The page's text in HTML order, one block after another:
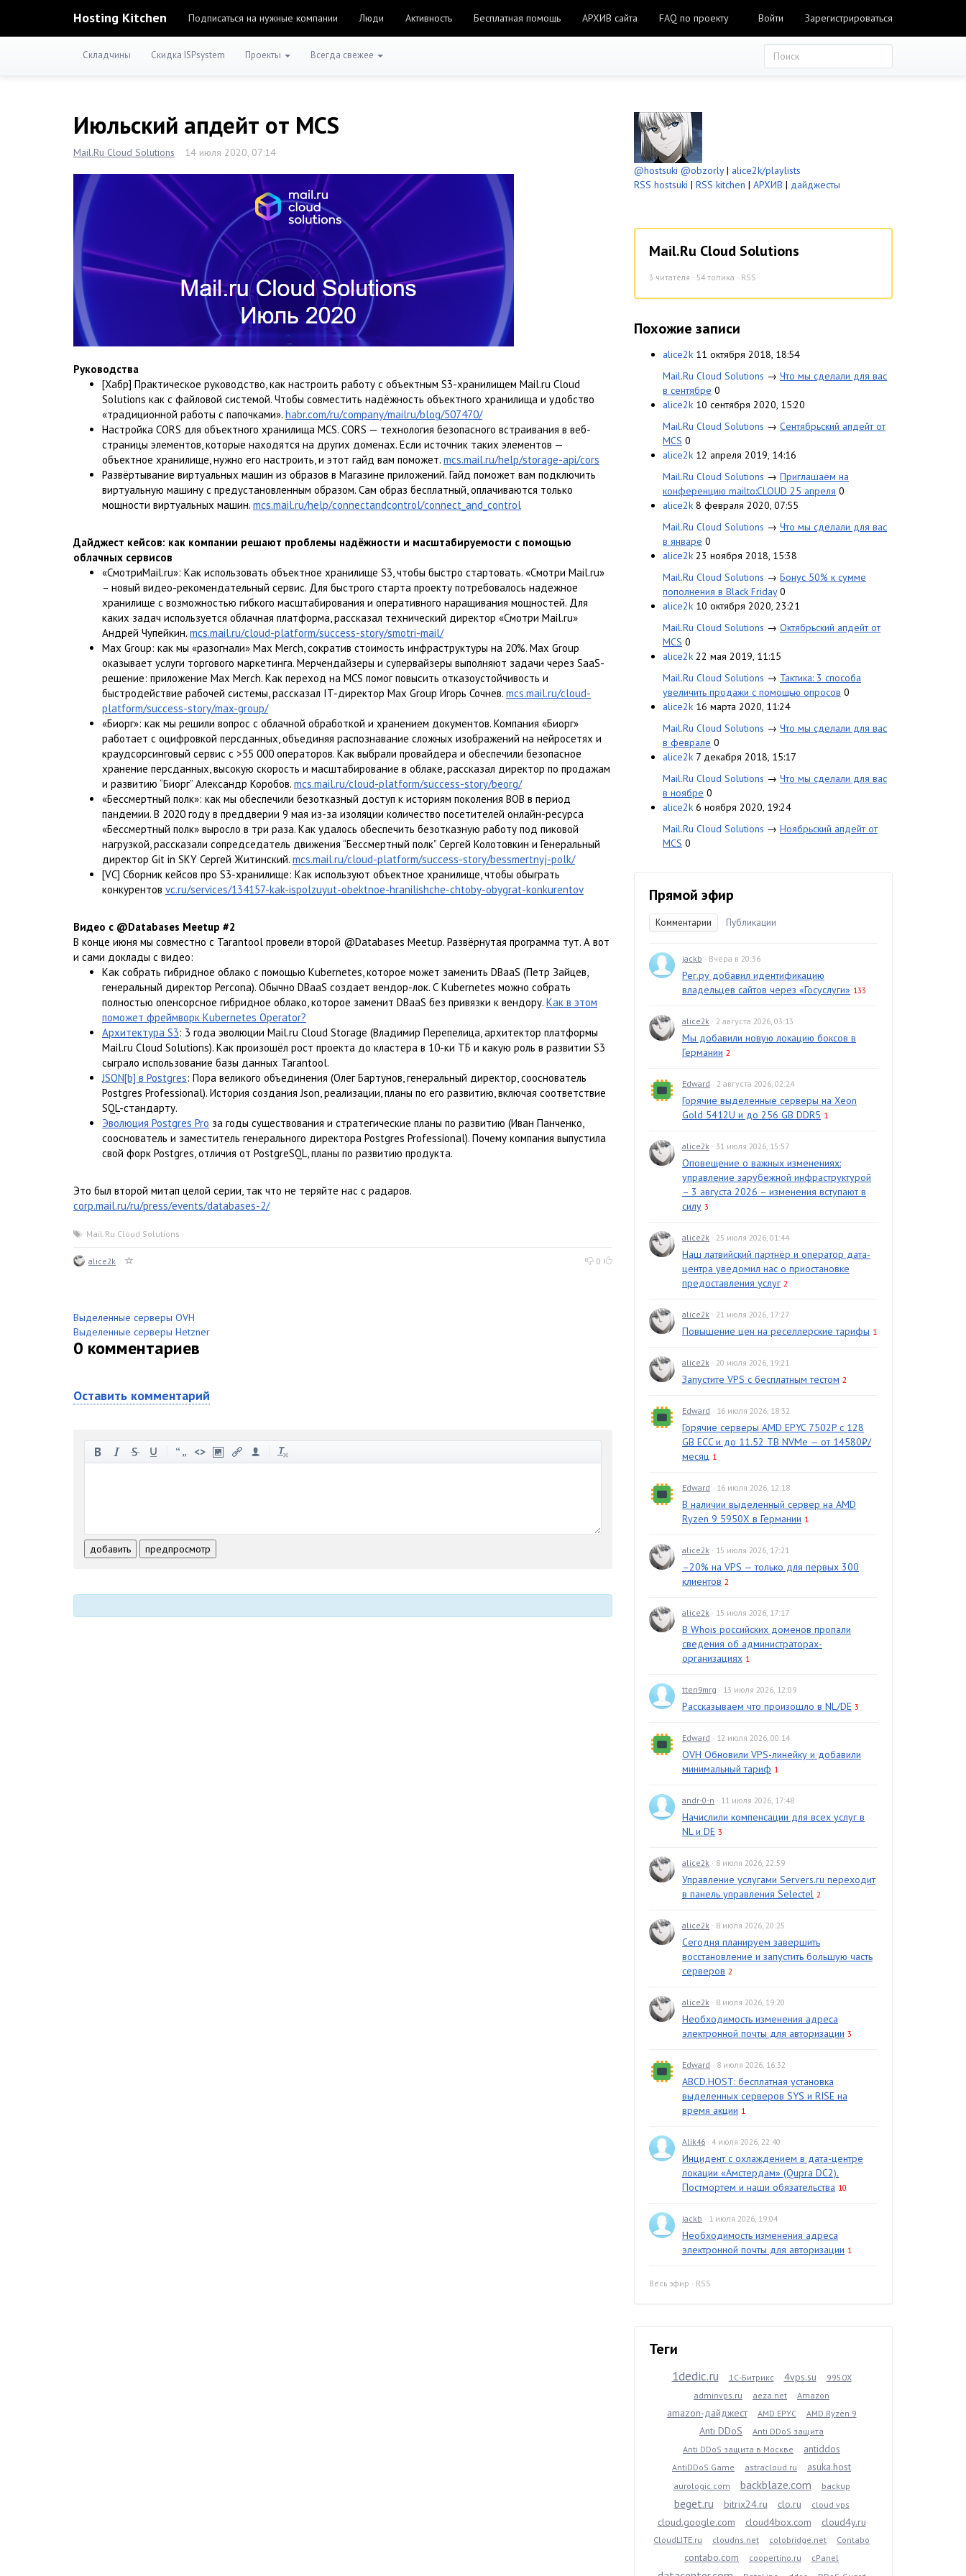
Hosting Kitchen Подписаться на нужные компании Люди Активность Бесплатная помощь АРХИВ сайта FAQ по проекту Войти Зарегистрироваться
Складчины Скидка ISPsystem Проекты Всегда свежее
Июльский апдейт от MCS
Mail.Ru Cloud Solutions 14 июля 2020, 07:14
Руководства
[Хабр] Практическое руководство, как настроить работу с объектным S3-хранилищем Mail.ru Cloud
Solutions как с файловой системой. Чтобы совместить надёжность объектного хранилища и удобство
«традиционной работы с папочками». habr.com/ru/company/mailru/blog/507470/
Настройка CORS для объектного хранилища MCS. CORS — технология безопасного встраивания в веб-
страницы элементов, которые находятся на других доменах. Если источник таких элементов —
объектное хранилище, нужно его настроить, и этот гайд вам поможет. mcs.mail.ru/help/storage-api/cors
Развёртывание виртуальных машин из образов в Магазине приложений. Гайд поможет вам подключить
виртуальную машину с предустановленным образом. Сам образ бесплатный, оплачиваются только
мощности виртуальных машин. mcs.mail.ru/help/connectandcontrol/connect_and_control
Дайджест кейсов: как компании решают проблемы надёжности и масштабируемости с помощью
облачных сервисов
«СмотриMail.ru»: Как использовать объектное хранилище S3, чтобы быстро стартовать. «Смотри Mail.ru»
– новый видео-рекомендательный сервис. Для быстрого старта проекту потребовалось надежное
хранилище с возможностью гибкого масштабирования и оперативного наращивания мощностей. Для
каких задач используется облачная платформа, рассказал технический директор «Смотри Mail.ru»
Андрей Чупейкин. mcs.mail.ru/cloud-platform/success-story/smotri-mail/
Max Group: как мы «разогнали» Max Merch, сократив стоимость инфраструктуры на 20%. Max Group
оказывает услуги торгового маркетинга. Мерчендайзеры и супервайзеры выполняют задачи через SaaS-
решение: приложение Max Merch. Как переход на MCS помог повысить отказоустойчивость и
быстродействие рабочей системы, рассказал IT-директор Max Group Игорь Сочнев. mcs.mail.ru/cloud-
platform/success-story/max-group/
«Биорг»: как мы решили вопрос с облачной обработкой и хранением документов. Компания «Биорг»
работает с оцифровкой персданных, объединяя распознавание сложных изображений на нейросетях и
краудсорсинговый сервис с >55 000 операторов. Как выбрали провайдера и обеспечили безопасное
хранение персданных, высокую скорость и масштабирование в облаке, рассказал директор по продажам
и развитию “Биорг” Александр Коробов. mcs.mail.ru/cloud-platform/success-story/beorg/
«Бессмертный полк»: как мы обеспечили безотказный доступ к историям поколения ВОВ в период
пандемии. В 2020 году в преддверии 9 мая из-за изоляции количество посетителей онлайн-ресурса
«Бессмертный полк» выросло в три раза. Как удалось обеспечить безотказную работу под пиковой
нагрузкой, рассказали сопредседатель движения “Бессмертный полк” Сергей Колотовкин и Генеральный
директор Git in SKY Сергей Житинский. mcs.mail.ru/cloud-platform/success-story/bessmertnyj-polk/
[VC] Сборник кейсов про S3-хранилище: Как используют объектное хранилище, чтобы обыграть
конкурентов vc.ru/services/134157-kak-ispolzuyut-obektnoe-hranilishche-chtoby-obygrat-konkurentov
Видео с @Databases Meetup #2
В конце июня мы совместно с Tarantool провели второй @Databases Meetup. Развёрнутая программа тут. А вот
и сами доклады с видео:
Как собрать гибридное облако с помощью Kubernetes, которое может заменить DBaaS (Петр Зайцев,
генеральный директор Percona). Обычно DBaaS создает вендор-лок. С Kubernetes можно собрать
полностью опенсорсное гибридное облако, которое заменит DBaaS без привязки к вендору. Как в этом
поможет фреймворк Kubernetes Operator?
Архитектура S3: 3 года эволюции Mail.ru Cloud Storage (Владимир Перепелица, архитектор платформы
Mail.ru Cloud Solutions). Как произошёл рост проекта до кластера в 10-ки ТБ и какую роль в развитии S3
сыграло использование базы данных Tarantool.
JSON[b] в Postgres: Пора великого объединения (Олег Бартунов, генеральный директор, сооснователь
Postgres Professional). История создания Json, реализации, планы по его развитию, включая соответствие
SQL-стандарту.
Эволюция Postgres Pro за годы существования и стратегические планы по развитию (Иван Панченко,
сооснователь и заместитель генерального директора Postgres Professional). Почему компания выпустила
свой форк Postgres, отличия от PostgreSQL, планы по развитию продукта.
Это был второй митап целой серии, так что не теряйте нас с радаров.
corp.mail.ru/ru/press/events/databases-2/
Mail.Ru Cloud Solutions
alice2k 0
Выделенные серверы OVH
Выделенные серверы Hetzner
0 комментариев
Оставить комментарий
-
-
-
добавить предпросмотр
@hostsuki @obzorly| alice2k/playlists
RSS hostsuki | RSS kitchen | АРХИВ | дайджесты
Mail.Ru Cloud Solutions
3 читателя · 54 топика · RSS
Похожие записи
alice2k 11 октября 2018, 18:54
Mail.Ru Cloud Solutions → Что мы сделали для вас
в сентябре 0
alice2k 10 сентября 2020, 15:20
Mail.Ru Cloud Solutions → Сентябрьский апдейт от
MCS 0
alice2k 12 апреля 2019, 14:16
Mail.Ru Cloud Solutions → Приглашаем на
конференцию mailto:CLOUD 25 апреля 0
alice2k 8 февраля 2020, 07:55
Mail.Ru Cloud Solutions → Что мы сделали для вас
в январе 0
alice2k 23 ноября 2018, 15:38
Mail.Ru Cloud Solutions → Бонус 50% к сумме
пополнения в Black Friday 0
alice2k 10 октября 2020, 23:21
Mail.Ru Cloud Solutions → Октябрьский апдейт от
MCS 0
alice2k 22 мая 2019, 11:15
Mail.Ru Cloud Solutions → Тактика: 3 способа
увеличить продажи с помощью опросов 0
alice2k 16 марта 2020, 11:24
Mail.Ru Cloud Solutions → Что мы сделали для вас
в феврале 0
alice2k 7 декабря 2018, 15:17
Mail.Ru Cloud Solutions → Что мы сделали для вас
в ноябре 0
alice2k 6 ноября 2020, 19:24
Mail.Ru Cloud Solutions → Ноябрьский апдейт от
MCS 0
Прямой эфир
Комментарии Публикации
jackb · Вчера в 20:36
Рег.ру добавил идентификацию
владельцев сайтов через «Госуслуги» 133
alice2k · 2 августа 2026, 03:13
Мы добавили новую локацию боксов в
Германии 2
Edward · 2 августа 2026, 02:24
Горячие выделенные серверы на Xeon
Gold 5412U и до 256 GB DDR5 1
alice2k · 31 июля 2026, 15:57
Оповещение о важных изменениях:
управление зарубежной инфраструктурой
– 3 августа 2026 – изменения вступают в
силу 3
alice2k · 25 июля 2026, 01:44
Наш латвийский партнёр и оператор дата-
центра уведомил нас о приостановке
предоставления услуг 2
alice2k · 21 июля 2026, 17:27
Повышение цен на реселлерские тарифы 1
alice2k · 20 июля 2026, 19:21
Запустите VPS с бесплатным тестом 2
Edward · 16 июля 2026, 18:32
Горячие серверы AMD EPYC 7502P с 128
GB ECC и до 11.52 TB NVMe — от 14580₽/
месяц 1
Edward · 16 июля 2026, 12:18
В наличии выделенный сервер на AMD
Ryzen 9 5950X в Германии 1
alice2k · 15 июля 2026, 17:21
–20% на VPS — только для первых 300
клиентов 2
alice2k · 15 июля 2026, 17:17
В Whois российских доменов пропали
сведения об администраторах-
организациях 1
tten9mrg · 13 июля 2026, 12:09
Рассказываем что произошло в NL/DE 3
Edward · 12 июля 2026, 00:14
OVH Обновили VPS-линейку и добавили
минимальный тариф 1
andr-0-n · 11 июля 2026, 17:48
Начислили компенсации для всех услуг в
NL и DE 3
alice2k · 8 июля 2026, 22:59
Управление услугами Servers.ru переходит
в панель управления Selectel 2
alice2k · 8 июля 2026, 20:25
Сегодня планируем завершить
восстановление и запустить большую часть
серверов 2
alice2k · 8 июля 2026, 19:20
Необходимость изменения адреса
электронной почты для авторизации 3
Edward · 8 июля 2026, 16:32
ABCD.HOST: бесплатная установка
выделенных серверов SYS и RISE на
время акции 1
Alik46 · 4 июля 2026, 22:40
Инцидент с охлаждением в дата-центре
локации «Амстердам» (Qupra DC2).
Постмортем и наши обязательства 10
jackb · 1 июля 2026, 19:04
Необходимость изменения адреса
электронной почты для авторизации 1
Весь эфир · RSS
Теги
1dedic.ru 1С-Битрикс 4vps.su
9950X
adminvps.ru
aeza.net Amazon
amazon-дайджест AMD EPYC AMD Ryzen 9
Anti DDoS
Anti DDoS защита
Anti DDoS защита в Москве
antiddos
AntiDDoS Game astracloud.ru asuka.host
aurologic.com backblaze.com backup
beget.ru bitrix24.ru clo.ru cloud vps
cloud.google.com cloud4box.com cloud4y.ru
CloudLITE.ru cloudns.net colobridge.net Contabo
contabo.com coopertino.ru cPanel